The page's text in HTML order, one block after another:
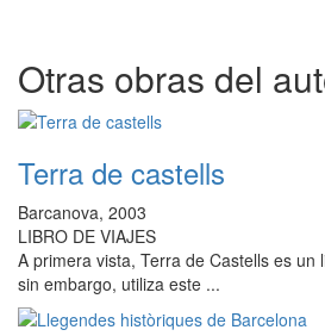
Otras obras del
Terra de castells
Barcanova, 2003
LIBRO DE VIAJES
A primera vista, Terra de Castells es un
sin embargo, utiliza este ...